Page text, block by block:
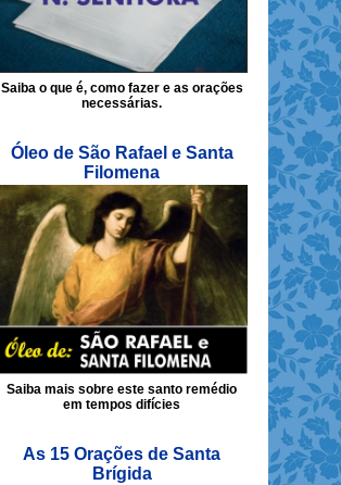
Saiba o que é, como fazer e as orações
necessárias.
Óleo de São Rafael e Santa
Filomena
Saiba mais sobre este santo remédio
em tempos difícies
As 15 Orações de Santa
Brígida